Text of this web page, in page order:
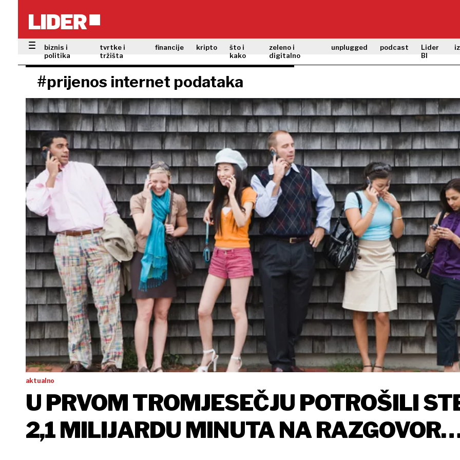
biznis i
politika
tvrtke i
tržišta
financije kripto
što i
kako
zeleno i
digitalno
unplugged podcast
Lider
BI
#prijenos internet podataka
aktualno
U PRVOM TROMJESEČJU POTROŠILI
2,1 MILIJARDU MINUTA NA RAZGOVOR